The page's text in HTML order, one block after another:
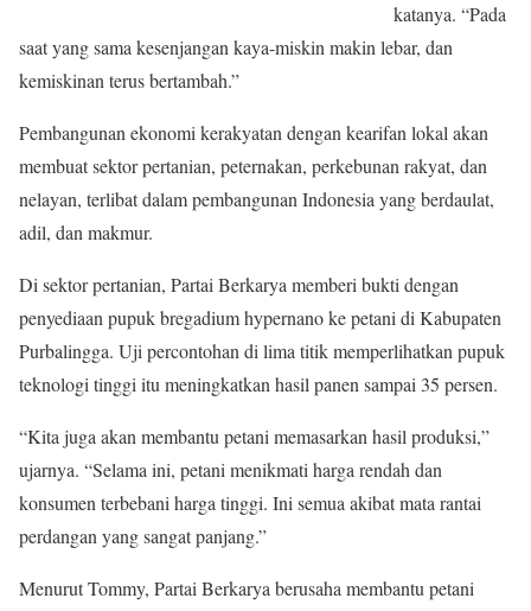
katanya. “Pada
saat yang sama kesenjangan kaya-miskin makin lebar, dan
kemiskinan terus bertambah.”
Pembangunan ekonomi kerakyatan dengan kearifan lokal akan
membuat sektor pertanian, peternakan, perkebunan rakyat, dan
nelayan, terlibat dalam pembangunan Indonesia yang berdaulat,
adil, dan makmur.
Di sektor pertanian, Partai Berkarya memberi bukti dengan
penyediaan pupuk bregadium hypernano ke petani di Kabupaten
Purbalingga. Uji percontohan di lima titik memperlihatkan pupuk
teknologi tinggi itu meningkatkan hasil panen sampai 35 persen.
“Kita juga akan membantu petani memasarkan hasil produksi,”
ujarnya. “Selama ini, petani menikmati harga rendah dan
konsumen terbebani harga tinggi. Ini semua akibat mata rantai
perdangan yang sangat panjang.”
Menurut Tommy, Partai Berkarya berusaha membantu petani